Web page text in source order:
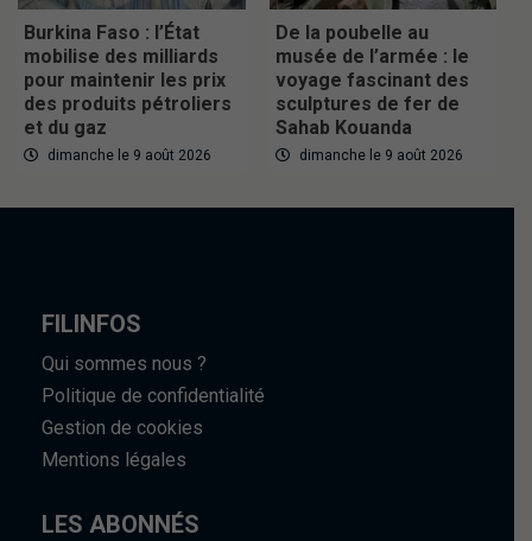
Burkina Faso : l’État
mobilise des milliards
pour maintenir les prix
des produits pétroliers
et du gaz
dimanche le 9 août 2026
De la poubelle au
musée de l’armée : le
voyage fascinant des
sculptures de fer de
Sahab Kouanda
dimanche le 9 août 2026
FILINFOS
Qui sommes nous ?
Politique de confidentialité
Gestion de cookies
Mentions légales
LES ABONNÉS